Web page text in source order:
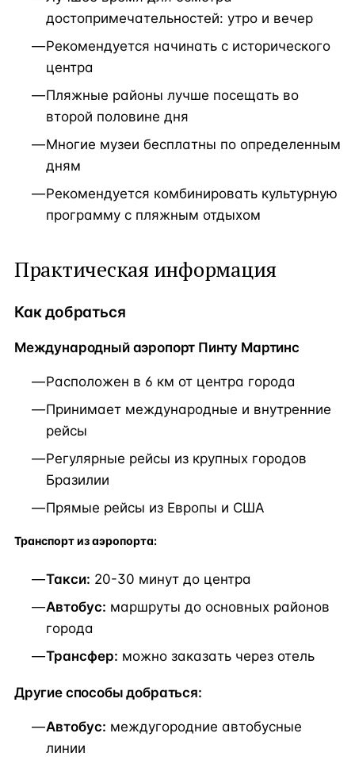
достопримечательностей: утро и вечер
Рекомендуется начинать с исторического
центра
Пляжные районы лучше посещать во
второй половине дня
Многие музеи бесплатны по определенным
дням
Рекомендуется комбинировать культурную
программу с пляжным отдыхом
Практическая информация
Как добраться
Международный аэропорт Пинту Мартинс
Расположен в 6 км от центра города
Принимает международные и внутренние
рейсы
Регулярные рейсы из крупных городов
Бразилии
Прямые рейсы из Европы и США
Транспорт из аэропорта:
Такси: 20-30 минут до центра
Автобус: маршруты до основных районов
города
Трансфер: можно заказать через отель
Другие способы добраться:
Автобус: междугородние автобусные
линии